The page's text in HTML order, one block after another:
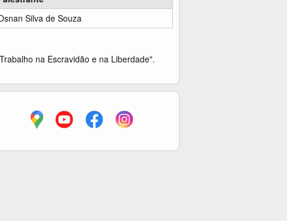
Silva de Souza
na Escravidão e na Liberdade".